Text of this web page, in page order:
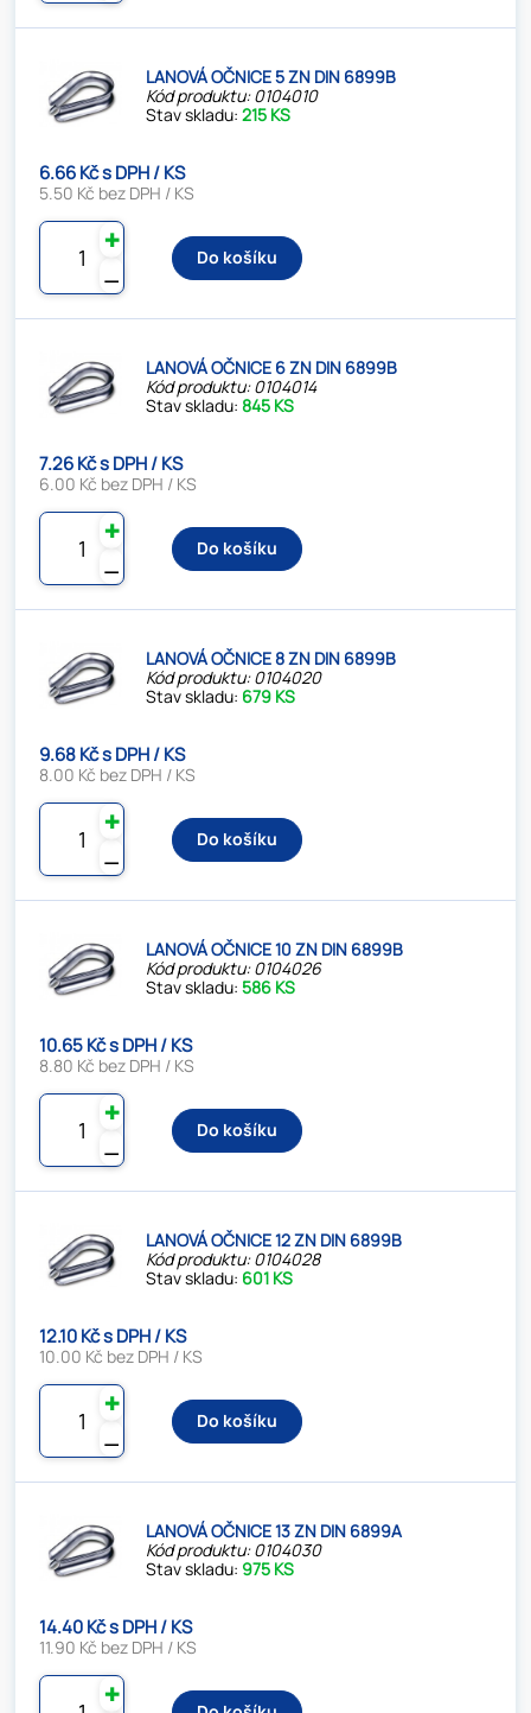
LANOVÁ OČNICE 5 ZN DIN 6899B
Kód produktu: 0104010
Stav skladu:215 KS
6.66 Kč s DPH / KS
5.50 Kč bez DPH / KS
⚊
✚
Do košíku
LANOVÁ OČNICE 6 ZN DIN 6899B
Kód produktu: 0104014
Stav skladu:845 KS
7.26 Kč s DPH / KS
6.00 Kč bez DPH / KS
⚊
✚
Do košíku
LANOVÁ OČNICE 8 ZN DIN 6899B
Kód produktu: 0104020
Stav skladu: 679 KS
9.68 Kč s DPH / KS
8.00 Kč bez DPH / KS
⚊
✚
Do košíku
LANOVÁ OČNICE 10 ZN DIN 6899B
Kód produktu: 0104026
Stav skladu:586 KS
10.65 Kč s DPH / KS
8.80 Kč bez DPH / KS
⚊
✚
Do košíku
LANOVÁ OČNICE 12 ZN DIN 6899B
Kód produktu: 0104028
Stav skladu: 601 KS
12.10 Kč s DPH / KS
10.00 Kč bez DPH / KS
⚊
✚
Do košíku
LANOVÁ OČNICE 13 ZN DIN 6899A
Kód produktu: 0104030
Stav skladu: 975 KS
14.40 Kč s DPH / KS
11.90 Kč bez DPH / KS
✚